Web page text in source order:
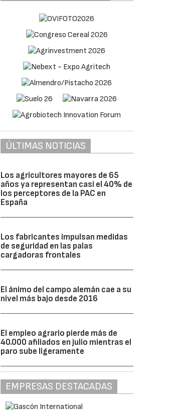
ÚLTIMAS NOTICIAS
Los agricultores mayores de 65
años ya representan casi el 40% de
los perceptores de la PAC en
España
Los fabricantes impulsan medidas
de seguridad en las palas
cargadoras frontales
El ánimo del campo alemán cae a su
nivel más bajo desde 2016
El empleo agrario pierde más de
40.000 afiliados en julio mientras el
paro sube ligeramente
EMPRESAS DESTACADAS